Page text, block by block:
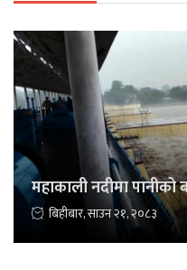
महाकाली नदीमा पानीको
बिहीबार, साउन २१, २०८३